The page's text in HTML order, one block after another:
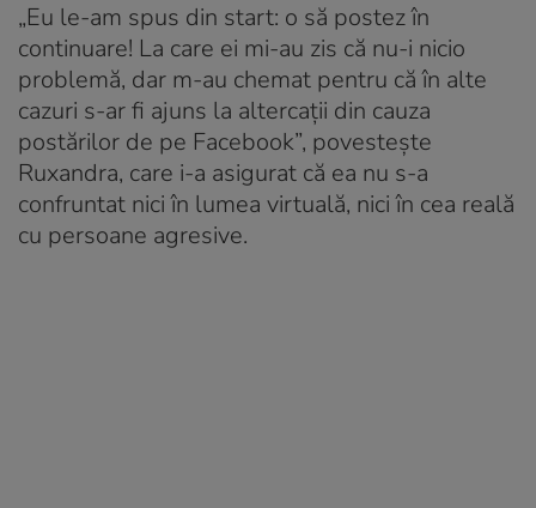
„Eu le-am spus din start: o să postez în
continuare! La care ei mi-au zis că nu-i nicio
problemă, dar m-au chemat pentru că în alte
cazuri s-ar fi ajuns la altercații din cauza
postărilor de pe Facebook”, povestește
Ruxandra, care i-a asigurat că ea nu s-a
confruntat nici în lumea virtuală, nici în cea reală
cu persoane agresive.